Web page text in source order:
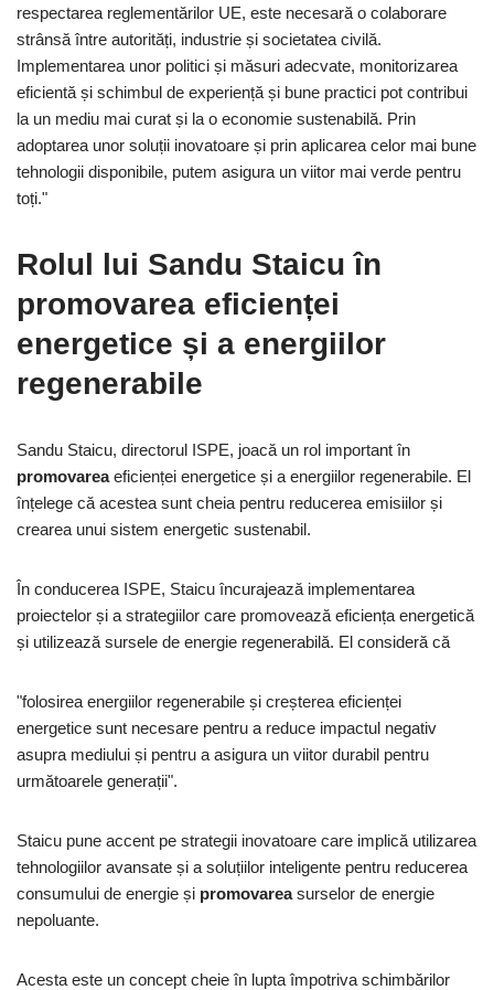
respectarea reglementărilor UE, este necesară o colaborare
strânsă între autorități, industrie și societatea civilă.
Implementarea unor politici și măsuri adecvate, monitorizarea
eficientă și schimbul de experiență și bune practici pot contribui
la un mediu mai curat și la o economie sustenabilă. Prin
adoptarea unor soluții inovatoare și prin aplicarea celor mai bune
tehnologii disponibile, putem asigura un viitor mai verde pentru
toți."
Rolul lui Sandu Staicu în
promovarea eficienței
energetice și a energiilor
regenerabile
Sandu Staicu, directorul ISPE, joacă un rol important în
promovareaeficienței energetice și a energiilor regenerabile. El
înțelege că acestea sunt cheia pentru reducerea emisiilor și
crearea unui sistem energetic sustenabil.
În conducerea ISPE, Staicu încurajează implementarea
proiectelor și a strategiilor care promovează eficiența energetică
și utilizează sursele de energie regenerabilă. El consideră că
"folosirea energiilor regenerabile și creșterea eficienței
energetice sunt necesare pentru a reduce impactul negativ
asupra mediului și pentru a asigura un viitor durabil pentru
următoarele generații".
Staicu pune accent pe strategii inovatoare care implică utilizarea
tehnologiilor avansate și a soluțiilor inteligente pentru reducerea
consumului de energie și promovareasurselor de energie
nepoluante.
Acesta este un concept cheie în lupta împotriva schimbărilor